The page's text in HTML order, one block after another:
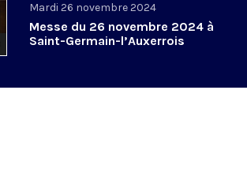
Mardi 26 novembre 2024
Messe du 26 novembre 2024 à
Saint-Germain-l’Auxerrois